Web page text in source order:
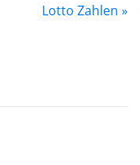
Lotto Zahlen »